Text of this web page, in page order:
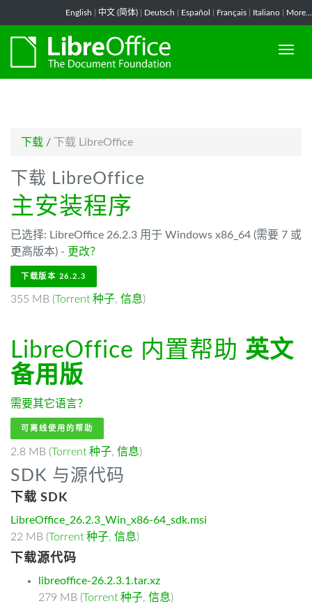
English 中文 (简体) Deutsch Español Français Italiano More...
下载 / 下载 LibreOffice
下载 LibreOffice
主安装程序
已选择: LibreOffice 26.2.3 用于 Windows x86_64 (需要 7 或
更高版本) - 更改？
下载版本 26.2.3
355 MB (Torrent 种子, 信息)
LibreOffice 内置帮助 英文
备用版
需要其它语言？
可离线使用的帮助
2.8 MB (Torrent 种子, 信息)
SDK 与源代码
下载 SDK
LibreOffice_26.2.3_Win_x86-64_sdk.msi
22 MB (Torrent 种子, 信息)
下载源代码
libreoffice-26.2.3.1.tar.xz
279 MB (Torrent 种子, 信息)